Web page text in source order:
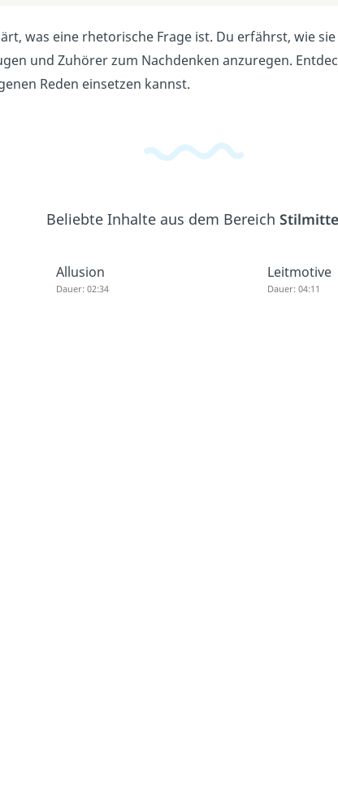
was eine rhetorische Frage ist. Du erfährst, wie
und Zuhörer zum Nachdenken anzuregen.
Reden einsetzen kannst.
Beliebte Inhalte aus dem Bereich
Allusion
Dauer: 02:34
Leitmotive
Dauer: 04:11